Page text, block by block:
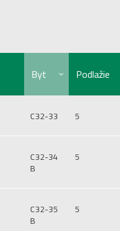
Byt Podlažie
C32-33 5
C32-34
B
5
C32-35
B
5